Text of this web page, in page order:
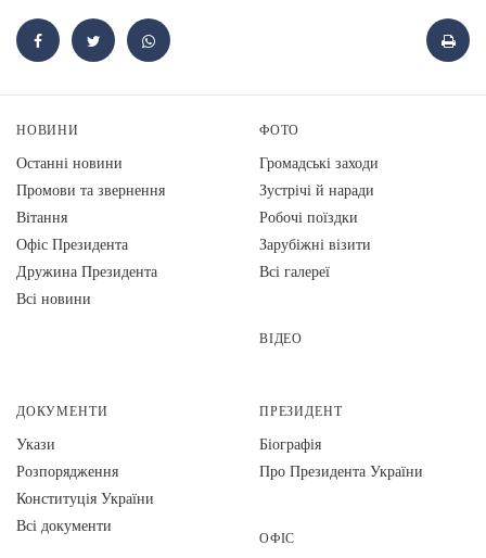
НОВИНИ
Останні новини
Промови та звернення
Вiтання
Офіс Президента
Дружина Президента
Всі новини
ФОТО
Громадські заходи
Зустрічі й наради
Робочі поїздки
Зарубіжні візити
Всі галереї
ВІДЕО
ДОКУМЕНТИ
Укази
Розпорядження
Конституція України
Всі документи
ПРЕЗИДЕНТ
Біографія
Про Президента України
ОФІС